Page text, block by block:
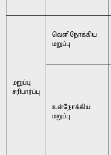
மறுப்பு
சரிபார்ப்பு
வெளிநோக்கிய
மறுப்பு
உள்நோக்கிய
மறுப்பு